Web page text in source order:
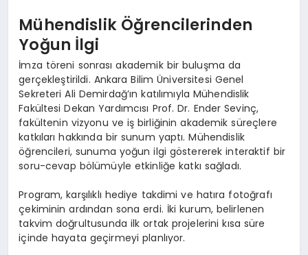
Mühendislik Öğrencilerinden
Yoğun İlgi
İmza töreni sonrası akademik bir buluşma da
gerçekleştirildi. Ankara Bilim Üniversitesi Genel
Sekreteri Ali Demirdağ’ın katılımıyla Mühendislik
Fakültesi Dekan Yardımcısı Prof. Dr. Ender Sevinç,
fakültenin vizyonu ve iş birliğinin akademik süreçlere
katkıları hakkında bir sunum yaptı. Mühendislik
öğrencileri, sunuma yoğun ilgi göstererek interaktif bir
soru-cevap bölümüyle etkinliğe katkı sağladı.
Program, karşılıklı hediye takdimi ve hatıra fotoğrafı
çekiminin ardından sona erdi. İki kurum, belirlenen
takvim doğrultusunda ilk ortak projelerini kısa süre
içinde hayata geçirmeyi planlıyor.